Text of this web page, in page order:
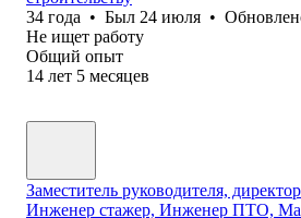
34 года • Был 24 июля •
Не ищет работу
Общий опыт
14 лет 5 месяцев
Заместитель руководителя,
Инженер стажер, Инженер ПТО,